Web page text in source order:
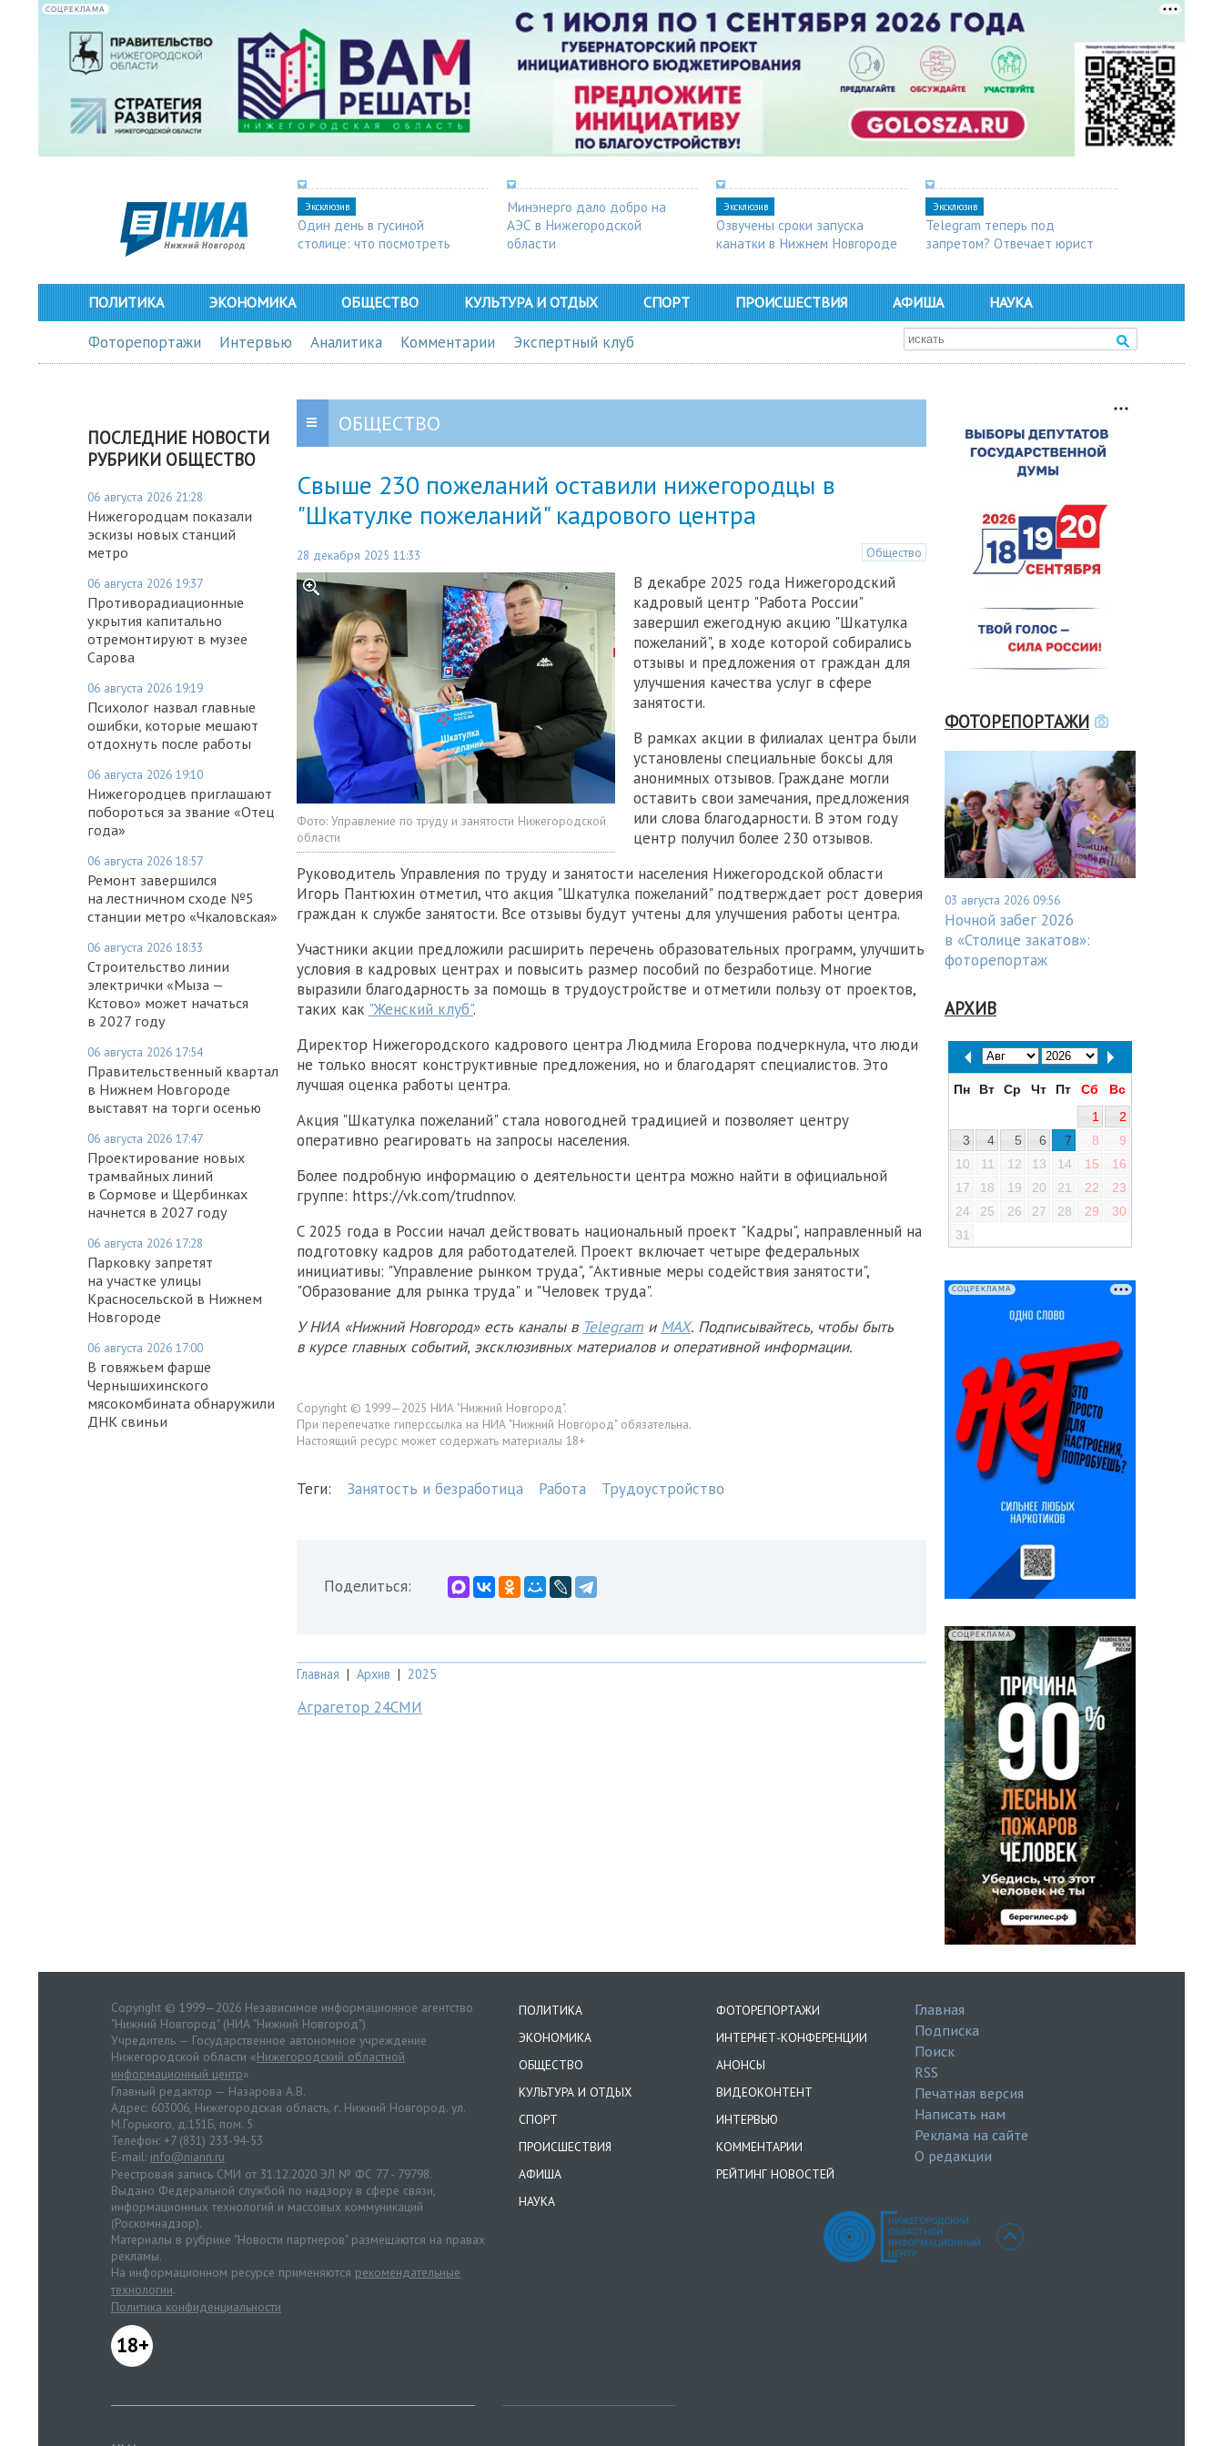
СОЦРЕКЛАМА
Эксклюзив
Один день в гусиной
столице: что посмотреть
Минэнерго дало добро на
АЭС в Нижегородской
области
Эксклюзив
Озвучены сроки запуска
канатки в Нижнем Новгороде
Эксклюзив
Telegram теперь под
запретом? Отвечает юрист
ПОЛИТИКА ЭКОНОМИКА ОБЩЕСТВО КУЛЬТУРА И ОТДЫХ СПОРТ ПРОИСШЕСТВИЯ АФИША НАУКА
Фоторепортажи Интервью Аналитика Комментарии Экспертный клуб
ПОСЛЕДНИЕ НОВОСТИ
РУБРИКИ ОБЩЕСТВО
06 августа 2026 21:28
Нижегородцам показали
эскизы новых станций
метро
06 августа 2026 19:37
Противорадиационные
укрытия капитально
отремонтируют в музее
Сарова
06 августа 2026 19:19
Психолог назвал главные
ошибки, которые мешают
отдохнуть после работы
06 августа 2026 19:10
Нижегородцев приглашают
побороться за звание «Отец
года»
06 августа 2026 18:57
Ремонт завершился
на лестничном сходе №5
станции метро «Чкаловская»
06 августа 2026 18:33
Строительство линии
электрички «Мыза —
Кстово» может начаться
в 2027 году
06 августа 2026 17:54
Правительственный квартал
в Нижнем Новгороде
выставят на торги осенью
06 августа 2026 17:47
Проектирование новых
трамвайных линий
в Сормове и Щербинках
начнется в 2027 году
06 августа 2026 17:28
Парковку запретят
на участке улицы
Красносельской в Нижнем
Новгороде
06 августа 2026 17:00
В говяжьем фарше
Чернышихинского
мясокомбината обнаружили
ДНК свиньи
ОБЩЕСТВО
Свыше 230 пожеланий оставили нижегородцы в
"Шкатулке пожеланий" кадрового центра
28 декабря 2025 11:33 Общество
Фото: Управление по труду и занятости Нижегородской
области
В декабре 2025 года Нижегородский
кадровый центр "Работа России"
завершил ежегодную акцию "Шкатулка
пожеланий", в ходе которой собирались
отзывы и предложения от граждан для
улучшения качества услуг в сфере
занятости.
В рамках акции в филиалах центра были
установлены специальные боксы для
анонимных отзывов. Граждане могли
оставить свои замечания, предложения
или слова благодарности. В этом году
центр получил более 230 отзывов.
Руководитель Управления по труду и занятости населения Нижегородской области
Игорь Пантюхин отметил, что акция "Шкатулка пожеланий" подтверждает рост доверия
граждан к службе занятости. Все отзывы будут учтены для улучшения работы центра.
Участники акции предложили расширить перечень образовательных программ, улучшить
условия в кадровых центрах и повысить размер пособий по безработице. Многие
выразили благодарность за помощь в трудоустройстве и отметили пользу от проектов,
таких как "Женский клуб".
Директор Нижегородского кадрового центра Людмила Егорова подчеркнула, что люди
не только вносят конструктивные предложения, но и благодарят специалистов. Это
лучшая оценка работы центра.
Акция "Шкатулка пожеланий" стала новогодней традицией и позволяет центру
оперативно реагировать на запросы населения.
Более подробную информацию о деятельности центра можно найти в официальной
группе: https://vk.com/trudnnov.
С 2025 года в России начал действовать национальный проект "Кадры", направленный на
подготовку кадров для работодателей. Проект включает четыре федеральных
инициативы: "Управление рынком труда", "Активные меры содействия занятости",
"Образование для рынка труда" и "Человек труда".
У НИА «Нижний Новгород» есть каналы в Telegram и MAX. Подписывайтесь, чтобы быть
в курсе главных событий, эксклюзивных материалов и оперативной информации.
Copyright © 1999—2025 НИА "Нижний Новгород".
При перепечатке гиперссылка на НИА "Нижний Новгород" обязательна.
Настоящий ресурс может содержать материалы 18+
Теги: Занятость и безработица Работа Трудоустройство
Поделиться:
Главная | Архив | 2025
Аграгетор 24СМИ
ФОТОРЕПОРТАЖИ
03 августа 2026 09:56
Ночной забег 2026
в «Столице закатов»:
фоторепортаж
АРХИВ
Пн Вт Ср Чт Пт Сб
Вс
1
2
3
4 5 6 7 8
9
10
11 12 13 14 15
16
17
18 19 20 21 22
23
24
25 26 27 28 29
30
31
СОЦРЕКЛАМА
СОЦРЕКЛАМА
Copyright © 1999—2026 Независимое информационное агентство
"Нижний Новгород" (НИА "Нижний Новгород")
Учредитель — Государственное автономное учреждение
Нижегородской области «Нижегородский областной
информационный центр»
Главный редактор — Назарова А.В.
Адрес: 603006, Нижегородская область, г. Нижний Новгород. ул.
М.Горького, д.151Б, пом. 5
Телефон: +7 (831) 233-94-53
E-mail: info@niann.ru
Реестровая запись СМИ от 31.12.2020 ЭЛ № ФС 77 - 79798.
Выдано Федеральной службой по надзору в сфере связи,
информационных технологий и массовых коммуникаций
(Роскомнадзор).
Материалы в рубрике "Новости партнеров" размещаются на правах
рекламы.
На информационном ресурсе применяются рекомендательные
технологии.
Политика конфиденциальности
18+
ПОЛИТИКА
ЭКОНОМИКА
ОБЩЕСТВО
КУЛЬТУРА И ОТДЫХ
СПОРТ
ПРОИСШЕСТВИЯ
АФИША
НАУКА
ФОТОРЕПОРТАЖИ
ИНТЕРНЕТ-КОНФЕРЕНЦИИ
АНОНСЫ
ВИДЕОКОНТЕНТ
ИНТЕРВЬЮ
КОММЕНТАРИИ
РЕЙТИНГ НОВОСТЕЙ
Главная
Подписка
Поиск
RSS
Печатная версия
Написать нам
Реклама на сайте
О редакции